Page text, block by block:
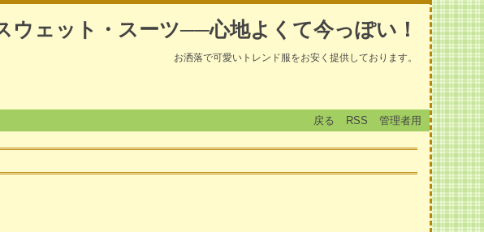
ウェット・スーツ──心地よくて今っぽい！
お洒落で可愛いトレンド服をお安く提供しております。
戻る RSS 管理者用